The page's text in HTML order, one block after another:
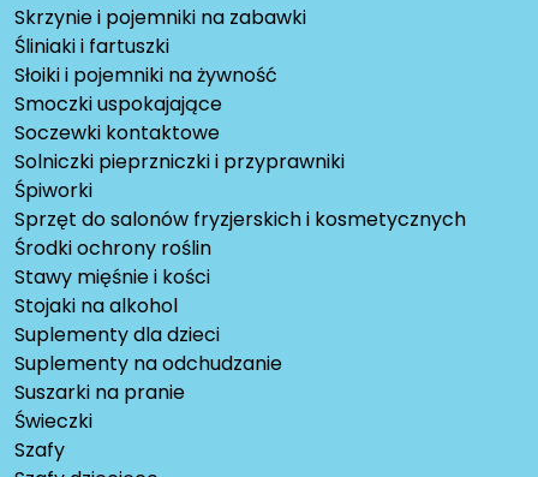
Skrzynie i pojemniki na zabawki
Śliniaki i fartuszki
Słoiki i pojemniki na żywność
Smoczki uspokajające
Soczewki kontaktowe
Solniczki pieprzniczki i przyprawniki
Śpiworki
Sprzęt do salonów fryzjerskich i kosmetycznych
Środki ochrony roślin
Stawy mięśnie i kości
Stojaki na alkohol
Suplementy dla dzieci
Suplementy na odchudzanie
Suszarki na pranie
Świeczki
Szafy